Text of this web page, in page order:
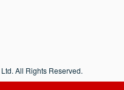
All Rights Reserved.